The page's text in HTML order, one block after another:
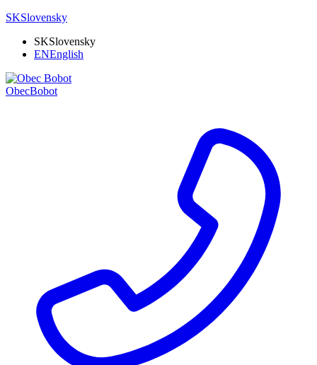
SKSlovensky
SKSlovensky
ENEnglish
ObecBobot